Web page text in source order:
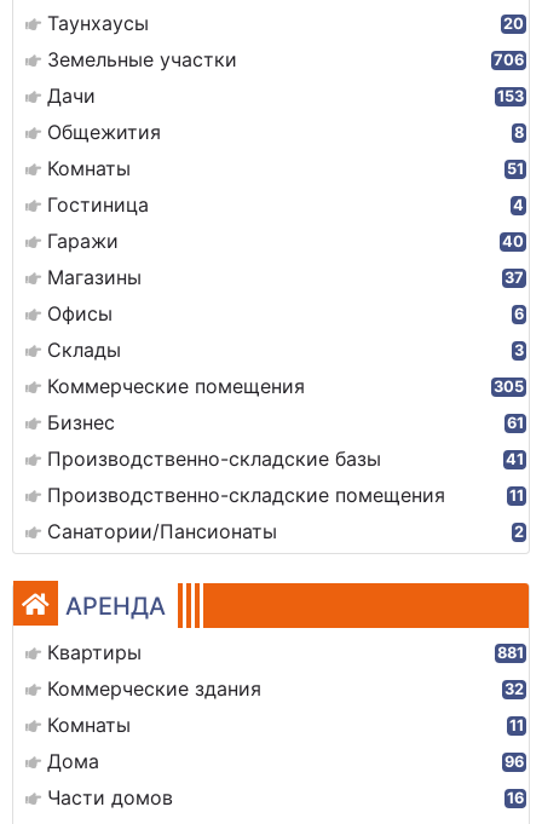
Таунхаусы 20
Земельные участки 706
Дачи 153
Общежития 8
Комнаты 51
Гостиница 4
Гаражи 40
Магазины 37
Офисы 6
Склады 3
Коммерческие помещения 305
Бизнес 61
Производственно-складские базы 41
Производственно-складские помещения 11
Санатории/Пансионаты 2
АРЕНДА
Квартиры 881
Коммерческие здания 32
Комнаты 11
Дома 96
Части домов 16